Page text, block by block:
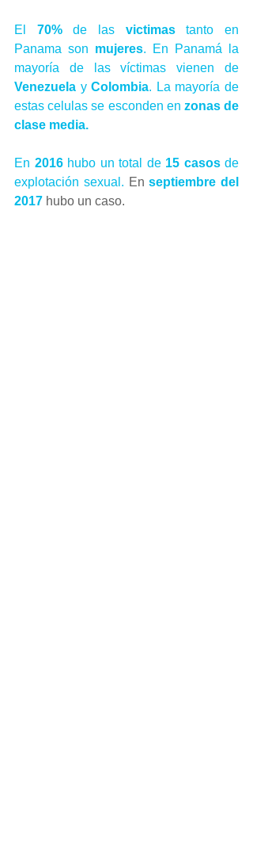
El 70% de las victimas tanto en
Panama son mujeres. En Panamá la
Venezuela y Colombia. La mayoría de
estas celulas se esconden en zonas de
clase media.
En 2016 hubo un total de 15 casos de
explotación sexual. En septiembre del
2017 hubo un caso.